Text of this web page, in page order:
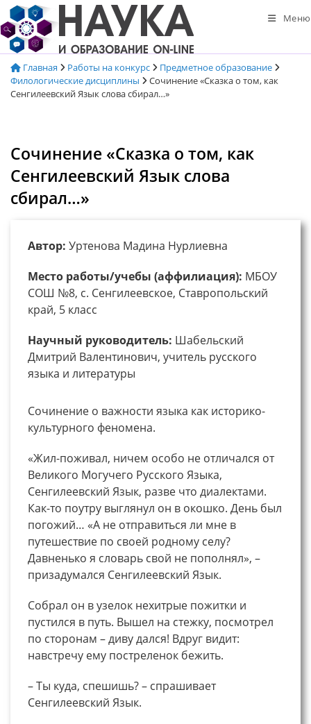
Перейти
к
содержимому
Меню
Главная Работы на конкурс
Предметное образование
Филологические дисциплины
Сочинение «Сказка о том, как
Сенгилеевский Язык слова сбирал…»
Сочинение «Сказка о том, как
Сенгилеевский Язык слова
сбирал…»
Автор: Уртенова Мадина Нурлиевна
Место работы/учебы (аффилиация): МБОУ
СОШ №8, с. Сенгилеевское, Ставропольский
край, 5 класс
Научный руководитель: Шабельский
Дмитрий Валентинович, учитель русского
языка и литературы
Сочинение о важности языка как историко-
культурного феномена.
«Жил-поживал, ничем особо не отличался от
Великого Могучего Русского Языка,
Сенгилеевский Язык, разве что диалектами.
Как-то поутру выглянул он в окошко. День был
погожий… «А не отправиться ли мне в
путешествие по своей родному селу?
Давненько я словарь свой не пополнял», –
призадумался Сенгилеевский Язык.
Собрал он в узелок нехитрые пожитки и
пустился в путь. Вышел на стежку, посмотрел
по сторонам – диву дался! Вдруг видит:
навстречу ему постреленок бежить.
– Ты куда, спешишь? – спрашивает
Сенгилеевский Язык.